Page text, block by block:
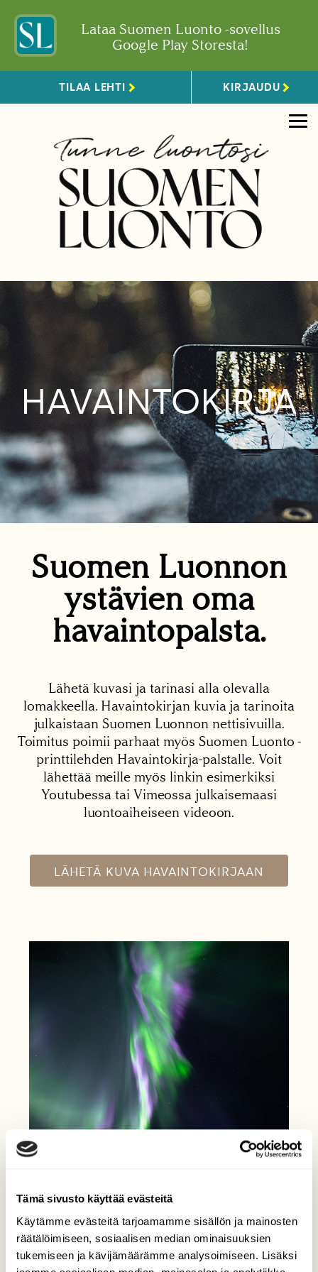
Tämä sivusto käyttää evästeitä
Käytämme evästeitä tarjoamamme sisällön ja mainosten
räätälöimiseen, sosiaalisen median ominaisuuksien
tukemiseen ja kävijämäärämme analysoimiseen. Lisäksi
Lataa Suomen Luonto -sovellus
Google Play Storesta!
TILAA LEHTI KIRJAUDU
HAVAINTOKIRJA
Suomen Luonnon
ystävien oma
havaintopalsta.
Lähetä kuvasi ja tarinasi alla olevalla
lomakkeella. Havaintokirjan kuvia ja tarinoita
julkaistaan Suomen Luonnon nettisivuilla.
Toimitus poimii parhaat myös Suomen Luonto -
printtilehden Havaintokirja-palstalle. Voit
lähettää meille myös linkin esimerkiksi
Youtubessa tai Vimeossa julkaisemaasi
luontoaiheiseen videoon.
LÄHETÄ KUVA HAVAINTOKIRJAAN